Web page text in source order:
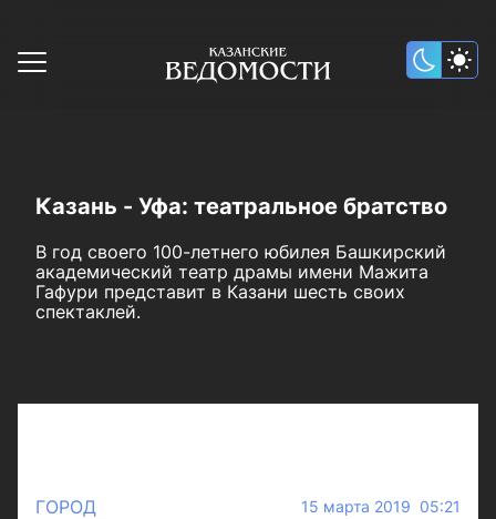
Казань - Уфа: театральное братство
В год своего 100-летнего юбилея Башкирский
академический театр драмы имени Мажита
Гафури представит в Казани шесть своих
спектаклей.
ГОРОД 15 марта 2019 05:21